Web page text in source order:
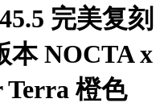
完美复刻
本 NOCTA x
Terra 橙色